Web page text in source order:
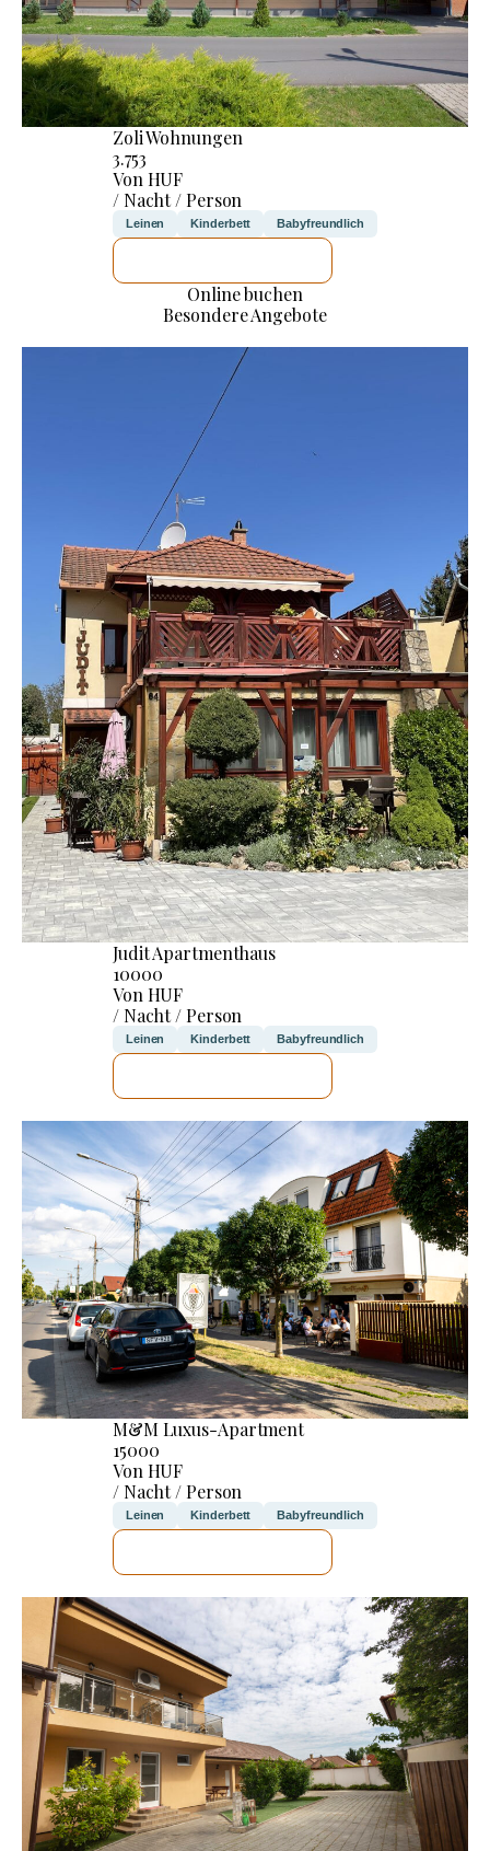
Zoli Wohnungen
3.753
Von HUF
/ Nacht / Person
Leinen Kinderbett Babyfreundlich
Online buchen
Besondere Angebote
Judit Apartmenthaus
10000
Von HUF
/ Nacht / Person
Leinen Kinderbett Babyfreundlich
M&M Luxus-Apartment
15000
Von HUF
/ Nacht / Person
Leinen Kinderbett Babyfreundlich